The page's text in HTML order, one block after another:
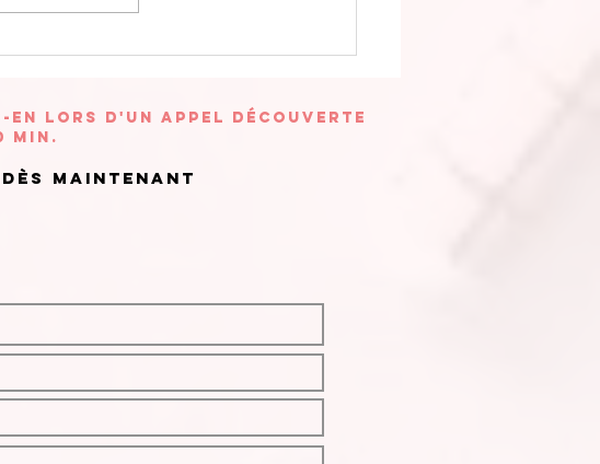
Visualisation
en lors d'un appel découverte
min.
maintenant